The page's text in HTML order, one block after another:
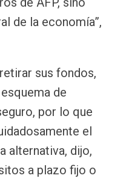
de la economía”,
sus fondos,
de
por lo que
el
alternativa, dijo,
a plazo fijo o